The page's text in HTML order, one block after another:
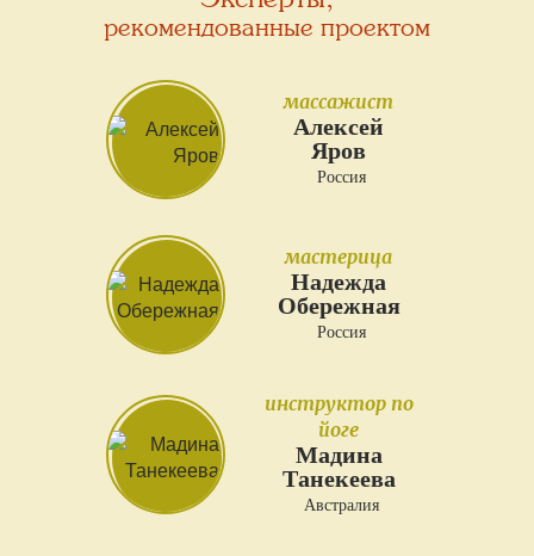
рекомендованные проектом
массажист
Алексей
Яров
Россия
мастерица
Надежда
Обережная
Россия
инструктор по
йоге
Мадина
Танекеева
Австралия